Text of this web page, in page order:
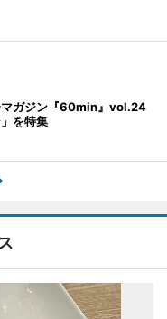
マガジン『60min』vol.24
を特集